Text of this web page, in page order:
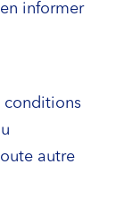
informer
conditions
autre